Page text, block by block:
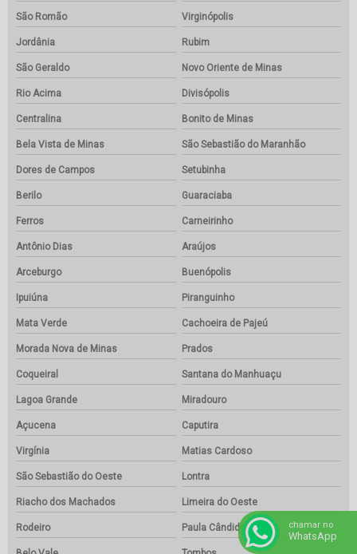
São Romão Virginópolis
Jordânia Rubim
São Geraldo Novo Oriente de Minas
Rio Acima Divisópolis
Centralina Bonito de Minas
Bela Vista de Minas São Sebastião do Maranhão
Dores de Campos Setubinha
Berilo Guaraciaba
Ferros Carneirinho
Antônio Dias Araújos
Arceburgo Buenópolis
Ipuiúna Piranguinho
Mata Verde Cachoeira de Pajeú
Morada Nova de Minas Prados
Coqueiral Santana do Manhuaçu
Lagoa Grande Miradouro
Açucena Caputira
Virgínia Matias Cardoso
São Sebastião do Oeste Lontra
Riacho dos Machados Limeira do Oeste
Rodeiro Paula Cândido chamar no
WhatsApp